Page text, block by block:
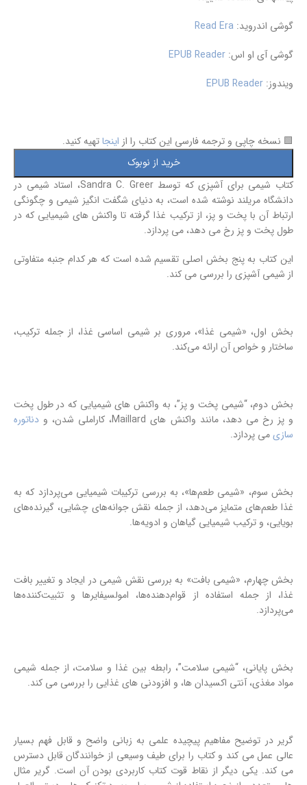
گوشی اندروید: Read Era
گوشی آی او اس: EPUB Reader
ویندوز: EPUB Reader
🟩 نسخه چاپی و ترجمه فارسی این کتاب را از اینجاتهیه کنید.
خرید از نوبوک
کتاب شیمی برای آشپزی که توسط Sandra C. Greer، استاد شیمی در
دانشگاه مریلند نوشته شده است، به دنیای شگفت انگیز شیمی و چگونگی
ارتباط آن با پخت و پز، از ترکیب غذا گرفته تا واکنش های شیمیایی که در
طول پخت و پز رخ می دهد، می پردازد.
این کتاب به پنج بخش اصلی تقسیم شده است که هر کدام جنبه متفاوتی
از شیمی آشپزی را بررسی می کند.
بخش اول، «شیمی غذا»، مروری بر شیمی اساسی غذا، از جمله ترکیب،
ساختار و خواص آن ارائه می‌کند.
بخش دوم، “شیمی پخت و پز”، به واکنش های شیمیایی که در طول پخت
و پز رخ می دهد، مانند واکنش های Maillard، کاراملی شدن، و
دناتوره
سازیمی پردازد.
بخش سوم، «شیمی طعم‌ها»، به بررسی ترکیبات شیمیایی می‌پردازد که به
غذا طعم‌های متمایز می‌دهد، از جمله نقش جوانه‌های چشایی، گیرنده‌های
بویایی، و ترکیب شیمیایی گیاهان و ادویه‌ها.
بخش چهارم، «شیمی بافت» به بررسی نقش شیمی در ایجاد و تغییر بافت
غذا، از جمله استفاده از قوام‌دهنده‌ها، امولسیفایرها و تثبیت‌کننده‌ها
می‌پردازد.
بخش پایانی، “شیمی سلامت”، رابطه بین غذا و سلامت، از جمله شیمی
مواد مغذی، آنتی اکسیدان ها، و افزودنی های غذایی را بررسی می کند.
گریر در توضیح مفاهیم پیچیده علمی به زبانی واضح و قابل فهم بسیار
عالی عمل می کند و کتاب را برای طیف وسیعی از خوانندگان قابل دسترس
می کند. یکی دیگر از نقاط قوت کتاب کاربردی بودن آن است. گریر مثال